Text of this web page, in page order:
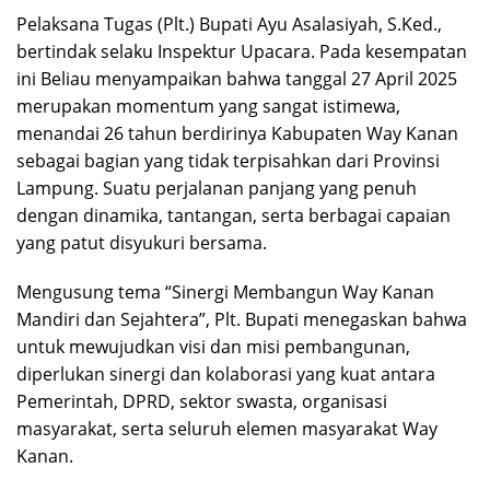
Pelaksana Tugas (Plt.) Bupati Ayu Asalasiyah, S.Ked.,
bertindak selaku Inspektur Upacara. Pada kesempatan
ini Beliau menyampaikan bahwa tanggal 27 April 2025
merupakan momentum yang sangat istimewa,
menandai 26 tahun berdirinya Kabupaten Way Kanan
sebagai bagian yang tidak terpisahkan dari Provinsi
Lampung. Suatu perjalanan panjang yang penuh
dengan dinamika, tantangan, serta berbagai capaian
yang patut disyukuri bersama.
Mengusung tema “Sinergi Membangun Way Kanan
Mandiri dan Sejahtera”, Plt. Bupati menegaskan bahwa
untuk mewujudkan visi dan misi pembangunan,
diperlukan sinergi dan kolaborasi yang kuat antara
Pemerintah, DPRD, sektor swasta, organisasi
masyarakat, serta seluruh elemen masyarakat Way
Kanan.